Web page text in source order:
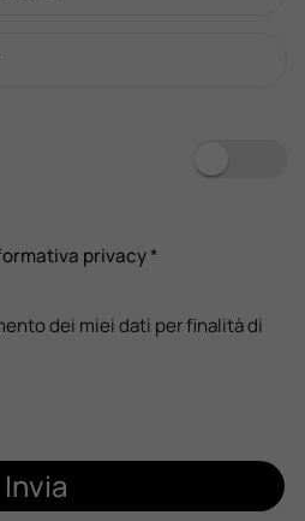
privacy*
dei miei dati per finalità di
Invia